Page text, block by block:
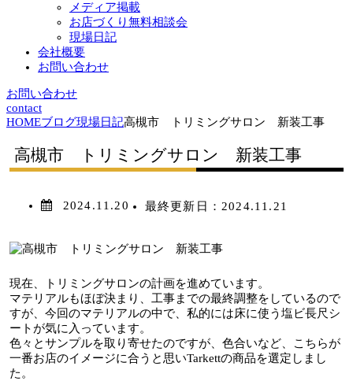
メディア掲載
お店づくり無料相談会
現場日記
会社概要
お問い合わせ
お問い合わせ
contact
HOMEブログ現場日記高槻市 トリミングサロン 新装工事
高槻市 トリミングサロン 新装工事
2024.11.20 最終更新日： 2024.11.21
現在、トリミングサロンの計画を進めています。
マテリアルもほぼ決まり、工事までの最終調整をしているので
すが、今回のマテリアルの中で、私的には床に使う塩ビ長尺シ
ートが気に入っています。
色々とサンプルを取り寄せたのですが、色合いなど、こちらが
一番お店のイメージに合うと思いTarkettの商品を選定しまし
た。